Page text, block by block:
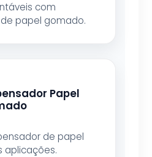
com
papel gomado.
Papel
de papel
aplicações.